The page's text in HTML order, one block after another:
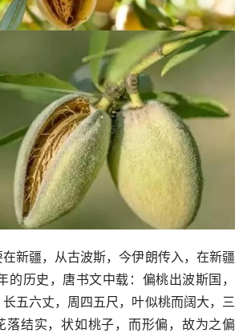
新疆，从古波斯，今伊朗传入，在新疆
的历史，唐书文中载：偏桃出波斯国，
五六丈，周四五尺，叶似桃而阔大，三
落结实，状如桃子，而形偏，故为之偏